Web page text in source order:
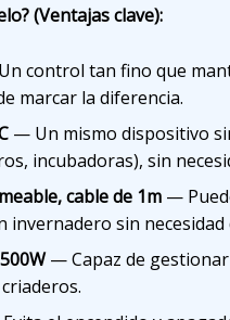
(Ventajas clave):
control tan fino que
marcar la diferencia.
— Un mismo dispositivo
incubadoras), sin
cable de 1m—
sin necesidad
— Capaz de gestionar